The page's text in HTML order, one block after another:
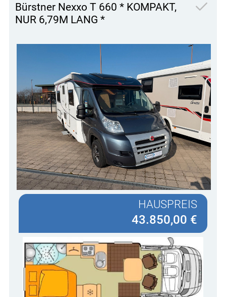
Bürstner Nexxo T 660 * KOMPAKT,
NUR 6,79M LANG *
HAUSPREIS
43.850,00 €